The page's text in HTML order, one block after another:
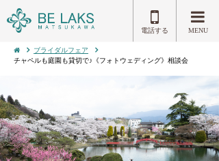
電話する MENU
ブライダルフェア
チャペルも庭園も貸切で♪《フォトウェディング》相談会